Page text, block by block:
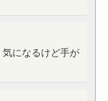
になるけど手が